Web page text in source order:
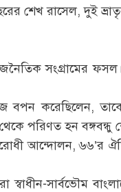
শেখ রাসেল, দুই
সংগ্রামের
বপন করেছিলেন,
পরিণত হন বঙ্গবন্ধু
আন্দোলন, ৬৬’র
সার্বভৌম